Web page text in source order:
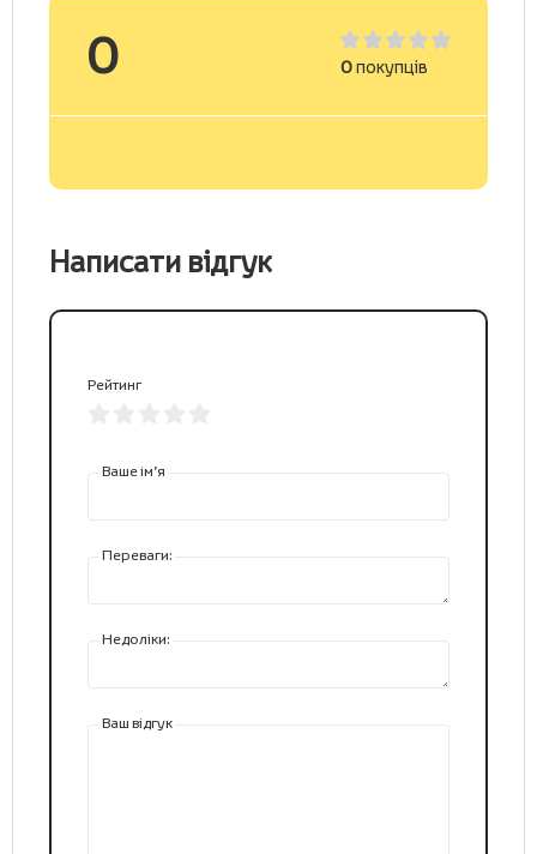
0 0покупців
Написати відгук
Рейтинг
Ваше ім’я
Переваги:
Недоліки:
Ваш відгук